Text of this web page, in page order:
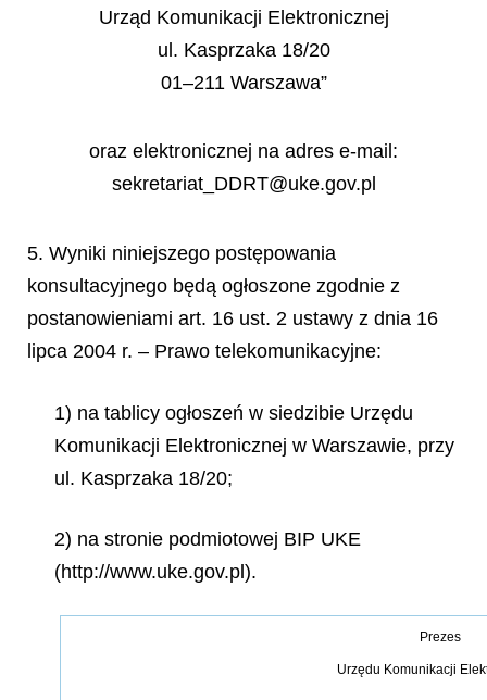
Urząd Komunikacji Elektronicznej
ul. Kasprzaka 18/20
01–211 Warszawa”
oraz elektronicznej na adres e-mail:
sekretariat_DDRT@uke.gov.pl
5. Wyniki niniejszego postępowania
konsultacyjnego będą ogłoszone zgodnie z
postanowieniami art. 16 ust. 2 ustawy z dnia 16
lipca 2004 r. – Prawo telekomunikacyjne:
1) na tablicy ogłoszeń w siedzibie Urzędu
Komunikacji Elektronicznej w Warszawie, przy
ul. Kasprzaka 18/20;
2) na stronie podmiotowej BIP UKE
(http://www.uke.gov.pl).
Prezes
Urzędu Komunikacji